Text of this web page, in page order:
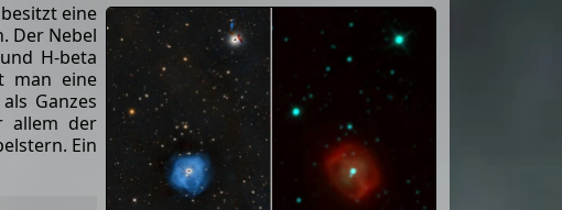
eine
Der Nebel
H-beta
man eine
Ganzes
allem der
Ein